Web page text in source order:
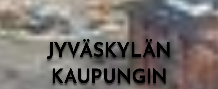
JYVÄSKYLÄN
KAUPUNGIN